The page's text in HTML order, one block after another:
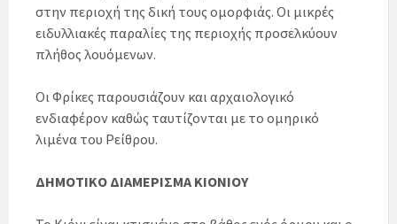
στην περιοχή της δική τους ομορφιάς. Οι μικρές
ειδυλλιακές παραλίες της περιοχής προσελκύουν
πλήθος λουόμενων.
Οι Φρίκες παρουσιάζουν και αρχαιολογικό
ενδιαφέρον καθώς ταυτίζονται με το ομηρικό
λιμένα του Ρείθρου.
ΔΗΜΟΤΙΚΟ ΔΙΑΜΕΡΙΣΜΑ ΚΙΟΝΙΟΥ